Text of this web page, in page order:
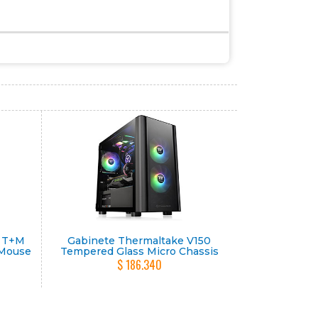
Gabinete Thermaltake V150
Tempered Glass Micro Chassis
$ 186.340